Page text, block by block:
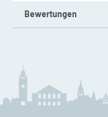
Bewertungen